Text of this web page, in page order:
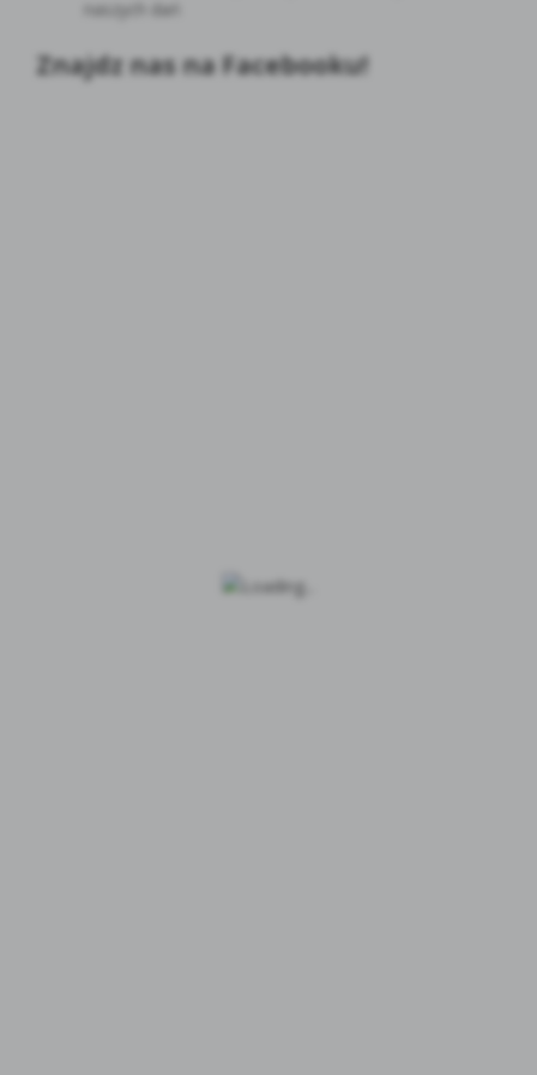
naszych dań
Znajdz nas na Facebooku!